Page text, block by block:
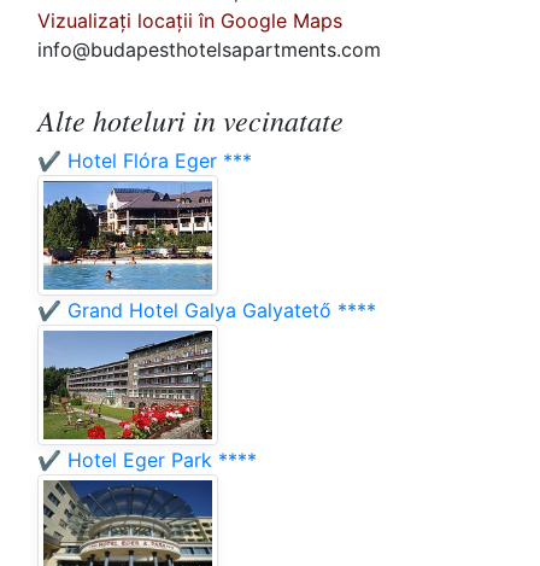
Vizualizați locații în Google Maps
info@budapesthotelsapartments.com
Alte hoteluri in vecinatate
✔️ Hotel Flóra Eger ***
✔️ Grand Hotel Galya Galyatető ****
✔️ Hotel Eger Park ****